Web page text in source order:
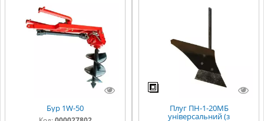
Бур 1W-50 Плуг ПН-1-20МБ
універсальний (з